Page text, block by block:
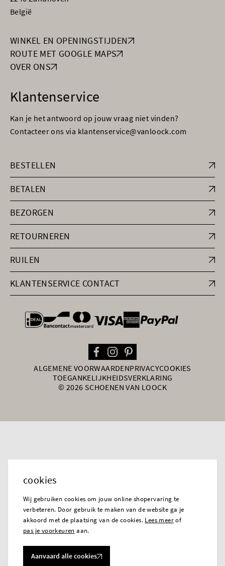
België
WINKEL EN OPENINGSTIJDEN
ROUTE MET GOOGLE MAPS
OVER ONS
Klantenservice
Kan je het antwoord op jouw vraag niet vinden?
Contacteer ons via klantenservice@vanloock.com
BESTELLEN
BETALEN
BEZORGEN
RETOURNEREN
RUILEN
KLANTENSERVICE CONTACT
general.paymentOptions
ALGEMENE VOORWAARDENPRIVACYCOOKIES
TOEGANKELIJKHEIDSVERKLARING
© 2026 SCHOENEN VAN LOOCK
cookies
Wij gebruiken cookies om jouw online shopervaring te
verbeteren. Door gebruik te maken van de website ga je
akkoord met de plaatsing van de cookies. Lees meerof
pas je voorkeuren aan.
Aanvaard alle cookies